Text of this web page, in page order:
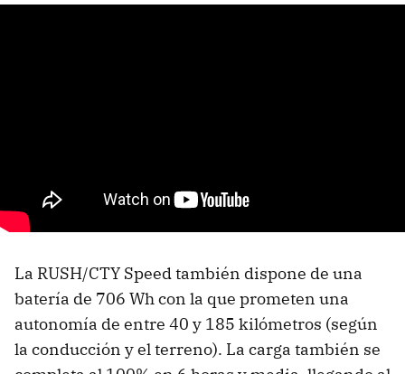
La RUSH/CTY Speed también dispone de una
batería de 706 Wh con la que prometen una
autonomía de entre 40 y 185 kilómetros (según
la conducción y el terreno). La carga también se